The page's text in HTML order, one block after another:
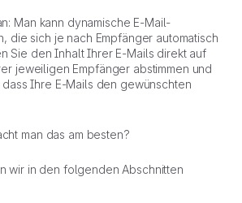
Man kann dynamische E-Mail-
die sich je nach Empfänger automatisch
Sie den Inhalt Ihrer E-Mails direkt auf
jeweiligen Empfänger abstimmen und
Ihre E-Mails den gewünschten
man das am besten?
wir in den folgenden Abschnitten